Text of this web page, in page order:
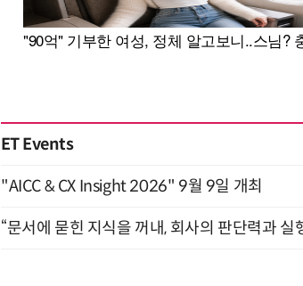
ET Events
"AICC & CX Insight 2026" 9월 9일 개최
“문서에 묻힌 지식을 꺼내, 회사의 판단력과